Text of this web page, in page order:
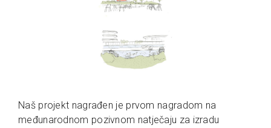
Naš projekt nagrađen je prvom nagradom na
međunarodnom pozivnom natječaju za izradu